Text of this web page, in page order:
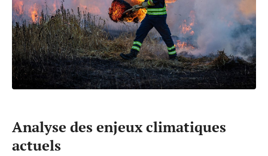
Analyse des enjeux climatiques
actuels